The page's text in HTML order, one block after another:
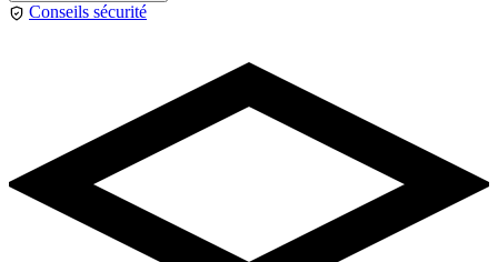
Conseils sécurité